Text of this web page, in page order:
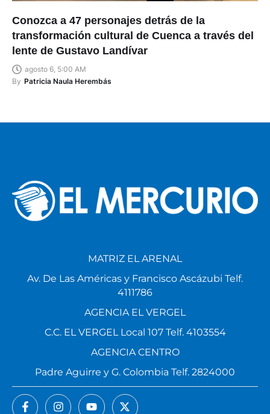
Conozca a 47 personajes detrás de la
transformación cultural de Cuenca a través del
lente de Gustavo Landívar
agosto 6, 5:00 AM
By Patricia Naula Herembás
MATRIZ EL ARENAL
Av. De Las Américas y Francisco Ascázubi Telf.
4111786
AGENCIA EL VERGEL
C.C. EL VERGEL Local 107 Telf. 4103554
AGENCIA CENTRO
Padre Aguirre y G. Colombia Telf. 2824000